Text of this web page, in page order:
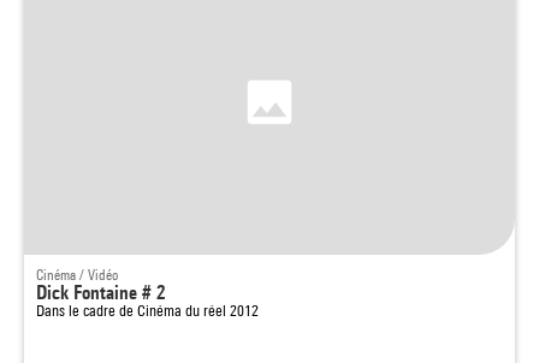
Cinéma / Vidéo
Dick Fontaine # 2
Dans le cadre de Cinéma du réel 2012